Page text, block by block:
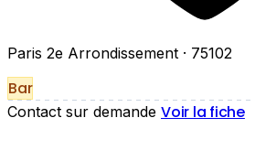
Paris 2e Arrondissement · 75102
Bar
Contact sur demande Voir la fiche